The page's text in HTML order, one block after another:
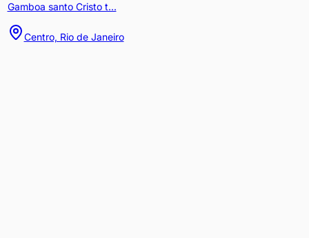
Gamboa santo Cristo t...
Centro, Rio de Janeiro